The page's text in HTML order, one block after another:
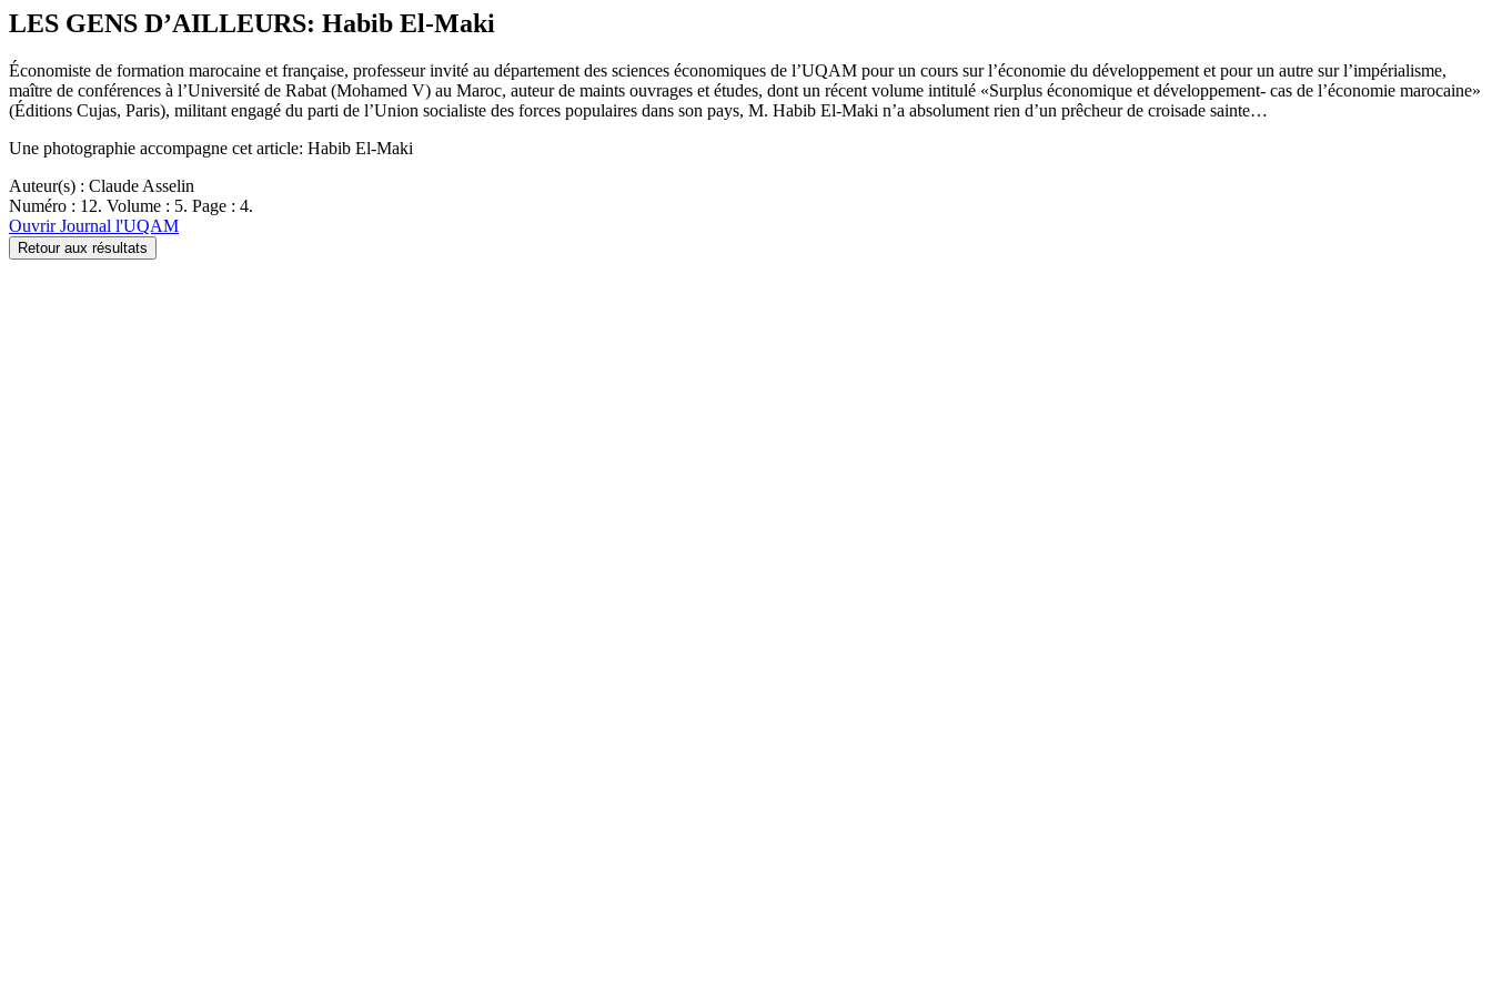
LES GENS D’AILLEURS: Habib El-Maki
Économiste de formation marocaine et française, professeur invité au département des sciences économiques de l’UQAM pour un cours sur l’économie du développement et pour un autre sur l’impérialisme,
maître de conférences à l’Université de Rabat (Mohamed V) au Maroc, auteur de maints ouvrages et études, dont un récent volume intitulé «Surplus économique et développement- cas de l’économie marocaine»
(Éditions Cujas, Paris), militant engagé du parti de l’Union socialiste des forces populaires dans son pays, M. Habib El-Maki n’a absolument rien d’un prêcheur de croisade sainte…
Une photographie accompagne cet article: Habib El-Maki
Auteur(s) : Claude Asselin
Numéro : 12. Volume : 5. Page : 4.
Ouvrir Journal l'UQAM
Retour aux résultats